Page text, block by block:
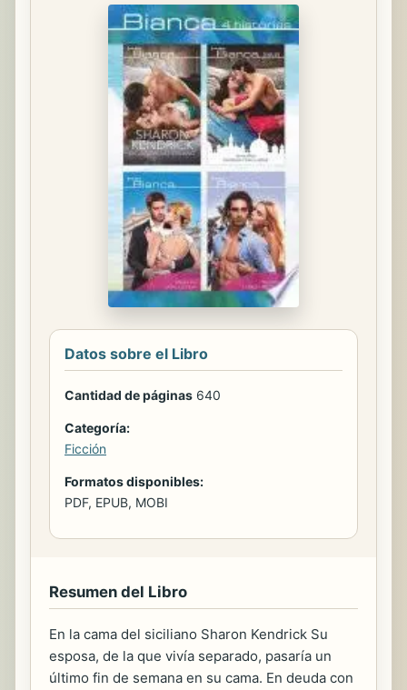
Datos sobre el Libro
Cantidad de páginas 640
Categoría:
Ficción
Formatos disponibles:
PDF, EPUB, MOBI
Resumen del Libro
En la cama del siciliano Sharon Kendrick Su
esposa, de la que vivía separado, pasaría un
último fin de semana en su cama. En deuda con